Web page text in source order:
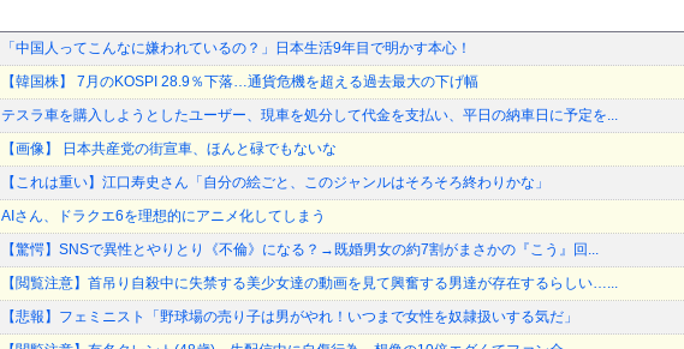
「中国人ってこんなに嫌われているの？」日本生活9年目で明かす本心！
【韓国株】 7月のKOSPI 28.9％下落…通貨危機を超える過去最大の下げ幅
テスラ車を購入しようとしたユーザー、現車を処分して代金を支払い、平日の納車日に予定を...
【画像】 日本共産党の街宣車、ほんと碌でもないな
【これは重い】江口寿史さん「自分の絵ごと、このジャンルはそろそろ終わりかな」
AIさん、ドラクエ6を理想的にアニメ化してしまう
【驚愕】SNSで異性とやりとり《不倫》になる？→既婚男女の約7割がまさかの『こう』回...
【閲覧注意】首吊り自殺中に失禁する美少女達の動画を見て興奮する男達が存在するらしい…...
【悲報】フェミニスト「野球場の売り子は男がやれ！いつまで女性を奴隷扱いする気だ」